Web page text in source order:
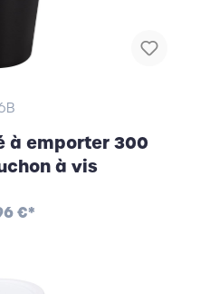
à emporter 300
à vis
€*